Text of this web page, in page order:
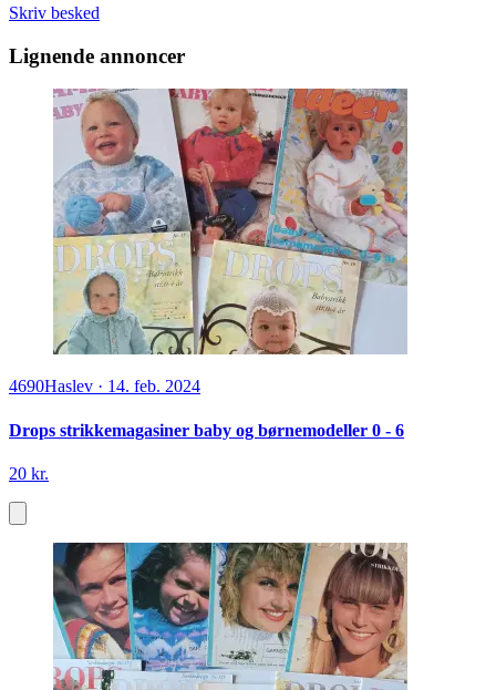
Skriv besked
Lignende annoncer
4690Haslev · 14. feb. 2024
Drops strikkemagasiner baby og børnemodeller 0 - 6
20 kr.